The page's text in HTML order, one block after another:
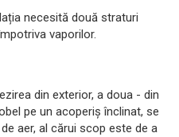
necesită două straturi
vaporilor.
din exterior, a doua - din
pe un acoperiș înclinat, se
aer, al cărui scop este de a